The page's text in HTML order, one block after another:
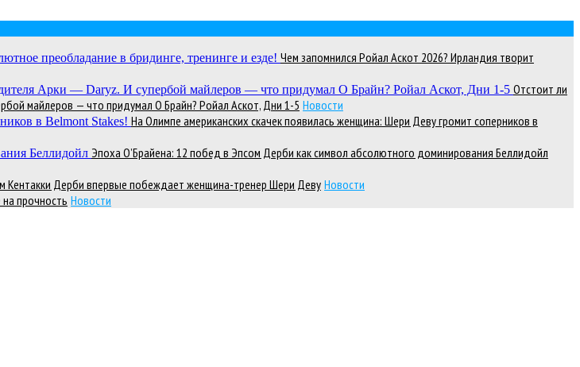
Чем запомнился Ройал Аскот 2026? Ирландия творит
Отстоит ли
майлеров — что придумал О Брайн? Ройал Аскот, Дни 1-5 Новости
На Олимпе американских скачек появилась женщина: Шери Деву громит соперников в
Эпоха О’Брайена: 12 побед в Эпсом Дерби как символ абсолютного доминирования Беллидойл
Кентакки Дерби впервые побеждает женщина-тренер Шери ДевуНовости
прочность Новости